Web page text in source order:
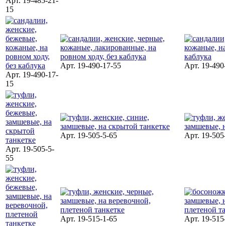
15
Арт. 19-490-17-
15
Арт. 19-490-17-55 Арт. 19-
Арт. 19-505-5-
55
Арт. 19-505-5-65 Арт. 19-
Арт. 19-515-1-65 Арт. 19-